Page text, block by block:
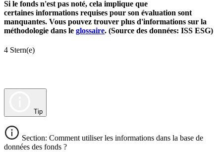
Si le fonds n'est pas noté, cela implique que
certaines informations requises pour son évaluation sont
manquantes. Vous pouvez trouver plus d'informations sur la
méthodologie dans le glossaire. (Source des données: ISS ESG)
4 Stern(e)
Tip
Section: Comment utiliser les informations dans la base de
données des fonds ?